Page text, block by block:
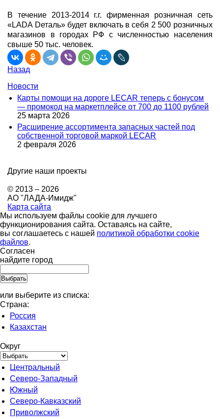
В течение 2013-2014 г.г. фирменная розничная сеть
«LADA Dеталь» будет включать в себя 2 500 розничных
магазинов в городах РФ с численностью населения
свыше 50 тыс. человек.
Назад
Новости
Карты помощи на дороге LECAR теперь с бонусом
— промокод на маркетплейсе от 700 до 1100 рублей
25 марта 2026
Расширение ассортимента запасных частей под
собственной торговой маркой LECAR
2 февраля 2026
Другие наши проекты
© 2013 – 2026
АО "ЛАДА-Имидж"
Карта сайта
Мы используем файлы cookie для лучшего
функционирования сайта. Оставаясь на сайте,
вы соглашаетесь с нашей политикой обработки cookie
файлов.
Согласен
найдите город
или выберите из списка:
Страна:
Россия
Казахстан
Округ
Центральный
Северо-Западный
Южный
Северо-Кавказский
Приволжский